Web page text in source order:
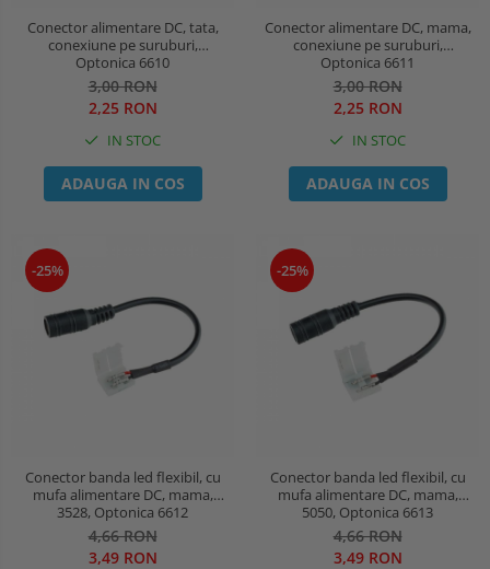
Conector alimentare DC, tata,
conexiune pe suruburi,
Optonica 6610
3,00 RON
2,25 RON
IN STOC
ADAUGA IN COS
Conector alimentare DC, mama,
conexiune pe suruburi,
Optonica 6611
3,00 RON
2,25 RON
IN STOC
ADAUGA IN COS
-25%
Conector banda led flexibil, cu
mufa alimentare DC, mama,
3528, Optonica 6612
4,66 RON
3,49 RON
-25%
Conector banda led flexibil, cu
mufa alimentare DC, mama,
5050, Optonica 6613
4,66 RON
3,49 RON